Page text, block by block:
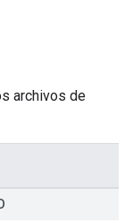
archivos de